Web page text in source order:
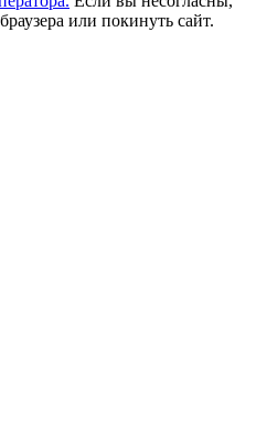
или покинуть сайт.